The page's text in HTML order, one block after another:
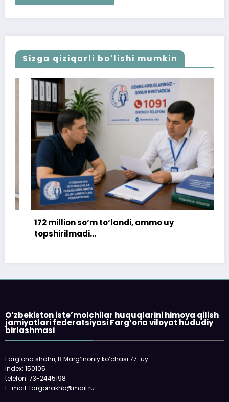
Sizga qiziqarli bo'lishi mumkin
172 million so‘m to‘landi, ammo uy
topshirilmadi…
O‘zbekiston iste’molchilar huquqlarini himoya qilish
jamiyatlari federatsiyasi Farg‘ona viloyat hududiy
birlashmasi
Farg‘ona shahri, B.Marg‘inoniy ko‘chasi 77-uy
index: 150105
telefon: 73-2445198
E-mail: fargonakhb@mail.ru